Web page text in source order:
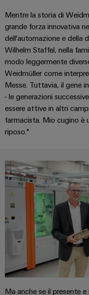
dell’infrastruttura
costruzione
Costruzione
di
quadri
elettrici
Soluzioni
per
le
elettrici
macchine
Soluzioni
per
i
vari
settori
macchina
e
dell’automazione
Morsetti
per
circuito
stampato
e
connettori
PCB
Servizi
per
Produttore
di
originali
(OEM)
di
campo
e
software
Comandi
Industrial
Ethernet
Pannelli
touch
Strumenti
progettazione
e
Mentre la storia di
grande forza innovativa
dell'automazione e della
Wilhelm Staffel, nella
modo leggermente
Weidmüller come
Messe. Tuttavia, il gene
- le generazioni
essere attive in altri
farmacista. Mio cugino è
riposo."
Ma anche se il presente